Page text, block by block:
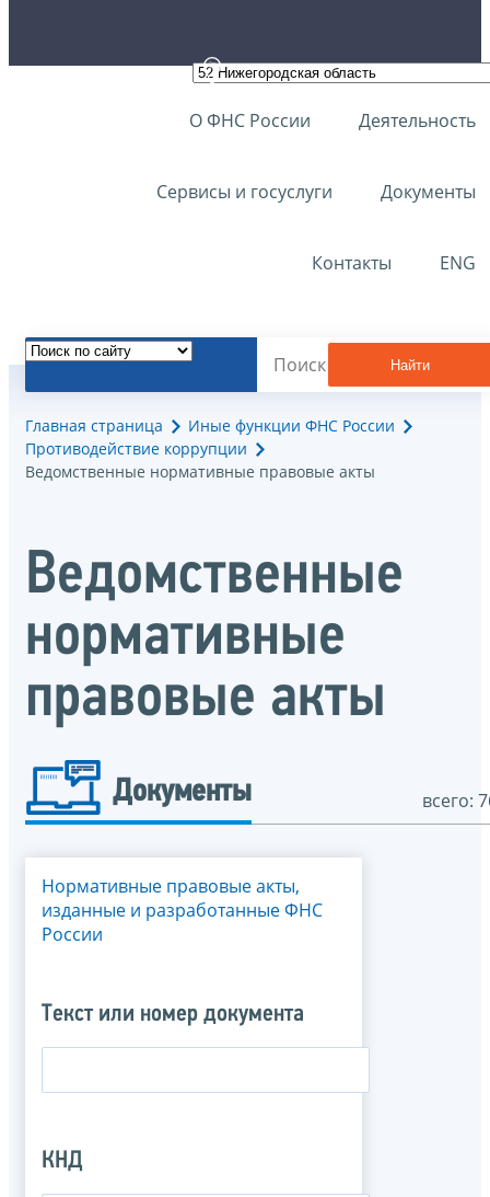
О ФНС России Деятельность
Сервисы и госуслуги Документы
Контакты ENG
Найти
Главная страница
Иные функции ФНС России
Противодействие коррупции
Ведомственные нормативные правовые акты
Ведомственные
нормативные
правовые акты
Документы всего:
Нормативные правовые акты,
изданные и разработанные ФНС
России
Текст или номер документа
КНД